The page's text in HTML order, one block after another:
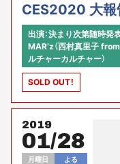
CES2020 大報
出演：決まり次第随時発
MAR’z（西村真里子
ルチャーカルチャー）
SOLD OUT！
2019
01/28
月曜日 よる